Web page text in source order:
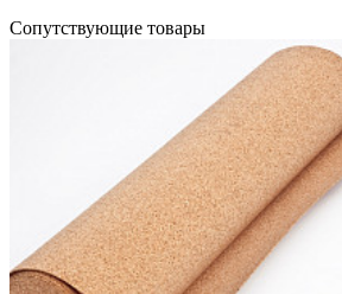
Cопутствующие товары